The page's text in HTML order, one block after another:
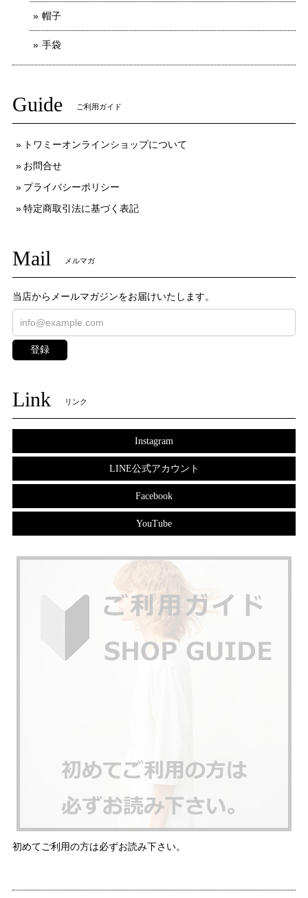
帽子
手袋
Guide ご利用ガイド
トワミーオンラインショップについて
お問合せ
プライバシーポリシー
特定商取引法に基づく表記
Mail メルマガ
当店からメールマガジンをお届けいたします。
登録
Link リンク
Instagram
LINE公式アカウント
Facebook
YouTube
初めてご利用の方は必ずお読み下さい。